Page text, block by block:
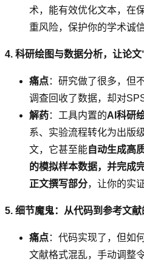
术，能有效优化文本，在
重风险，保护你的学术诚信
4. 科研绘图与数据分析，让论
痛点：研究做了很多，但
调查回收了数据，却对
解药：工具内置的AI科研
系、实验流程转化为出版
文，它甚至能自动生成高
的模拟样本数据，并完成
正文撰写部分，让你的实
5. 细节魔鬼：从代码到参考文
痛点：代码实现了，但如
文献格式混乱，手动调整